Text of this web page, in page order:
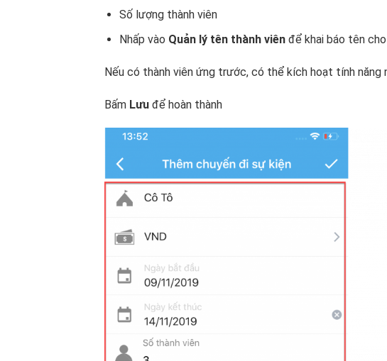
Số lượng thành viên
Nhấp vào Quản lý tên thành viênđể khai báo tên
Nếu có thành viên ứng trước, có thể kích hoạt tính năng
Bấm Lưu để hoàn thành